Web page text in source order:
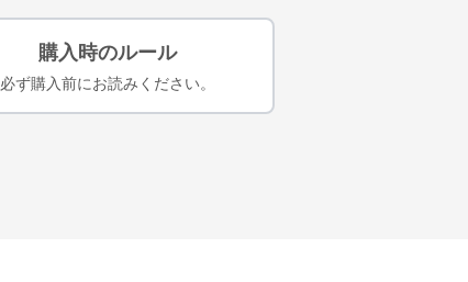
購入時のルール
必ず購入前にお読みください。